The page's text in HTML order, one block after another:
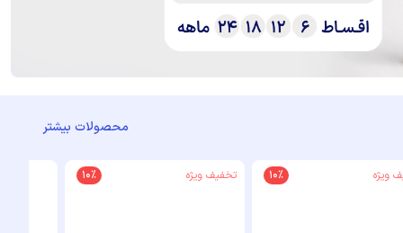
محصولات بیشتر
ویژه 10% تخفیف ویژه 10%